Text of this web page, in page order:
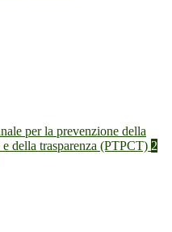
per la prevenzione della
della trasparenza (PTPCT) 2